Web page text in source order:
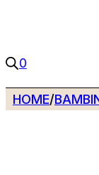
0
HOME/